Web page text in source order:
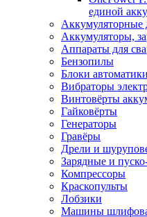
единой
Аккумуляторные
Аккумуляторы,
Аппараты для
Бензопилы
Блоки автоматики
Вибраторы
Винтовёрты
Гайковёрты
Генераторы
Гравёры
Дрели и
Зарядные и
Компрессоры
Краскопульты
Лобзики
Машины